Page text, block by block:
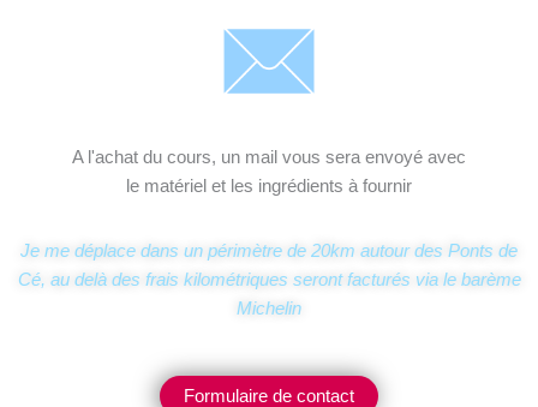
A l'achat du cours, un mail vous sera envoyé avec
le matériel et les ingrédients à fournir
Je me déplace dans un périmètre de 20km autour des Ponts de
Cé, au delà des frais kilométriques seront facturés via le barème
Michelin
Formulaire de contact